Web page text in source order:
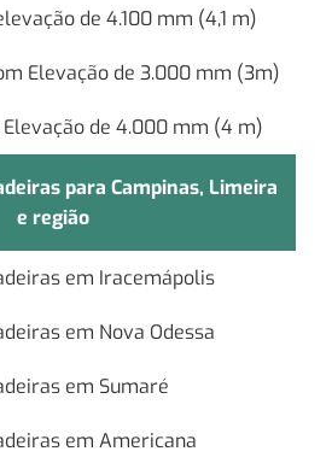
de 4.100 mm (4,1 m)
Elevação de 3.000 mm (3m)
de 4.000 mm (4 m)
para Campinas, Limeira
e região
em Iracemápolis
em Nova Odessa
em Sumaré
em Americana